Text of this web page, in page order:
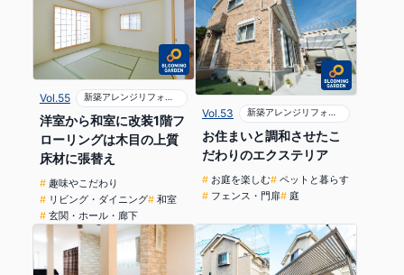
Vol.55 新築アレンジリフォーム
洋室から和室に改装1階フ
ローリングは木目の上質
床材に張替え
趣味やこだわり
リビング・ダイニング
和室
玄関・ホール・廊下
Vol.53 新築アレンジリフォーム
お住まいと調和させたこ
だわりのエクステリア
お庭を楽しむ
ペットと暮らす
フェンス・門扉
庭